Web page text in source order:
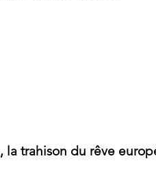
la trahison du rêve